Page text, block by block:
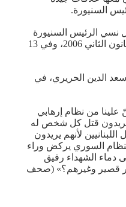
السنيورة.
نسي الرئيس السنيورة
ما صرّح به سعد الحرير في 6 كانون الثاني 2006، وفي 13
الدين الحريري، في
علينا من نظام إرهابي
قتل كل شخص له
قتل اللبنانيين لأنهم يريدون
السوري يركض وراء
دماء الشهداء رفيق
قصير وغيرهم؟» (صحف